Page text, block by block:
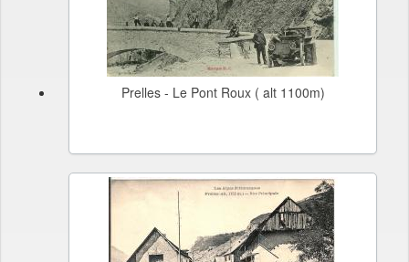
Prelles - Le Pont Roux ( alt 1100m)